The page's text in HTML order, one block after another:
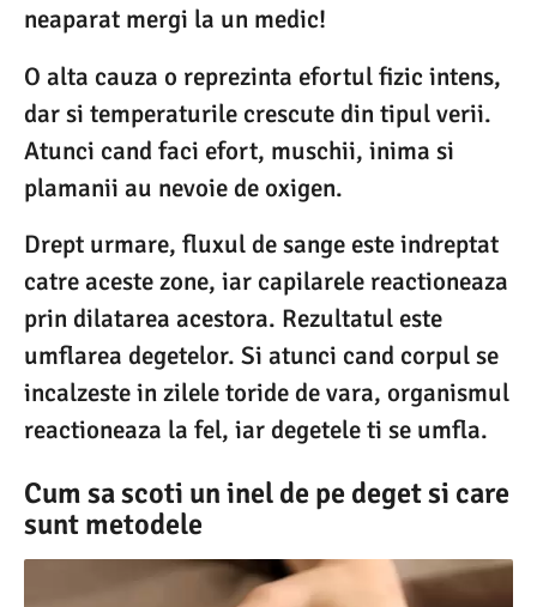
neaparat mergi la un medic!
O alta cauza o reprezinta efortul fizic intens,
dar si temperaturile crescute din tipul verii.
Atunci cand faci efort, muschii, inima si
plamanii au nevoie de oxigen.
Drept urmare, fluxul de sange este indreptat
catre aceste zone, iar capilarele reactioneaza
prin dilatarea acestora. Rezultatul este
umflarea degetelor. Si atunci cand corpul se
incalzeste in zilele toride de vara, organismul
reactioneaza la fel, iar degetele ti se umfla.
Cum sa scoti un inel de pe deget si care
sunt metodele